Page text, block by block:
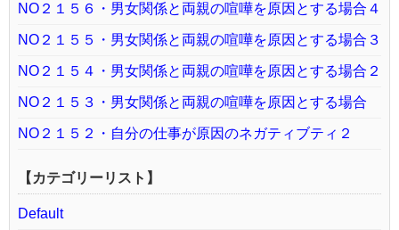
NO２１５６・男女関係と両親の喧嘩を原因とする場合４
NO２１５５・男女関係と両親の喧嘩を原因とする場合３
NO２１５４・男女関係と両親の喧嘩を原因とする場合２
NO２１５３・男女関係と両親の喧嘩を原因とする場合
NO２１５２・自分の仕事が原因のネガティブティ２
【カテゴリーリスト】
Default